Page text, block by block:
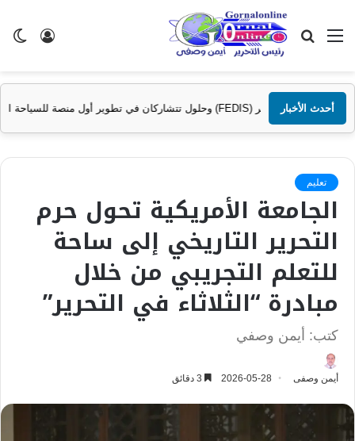
تسجيل
القائمة بحث
عن
أحدث الأخبار
تعليم
الجامعة الأمريكية تحول حرم
التحرير التاريخي إلى ساحة
للتعلم التجريبي من خلال
مبادرة “الثلاثاء في التحرير”
كتب: أيمن وصفي
أيمن وصفى 2026-05-28